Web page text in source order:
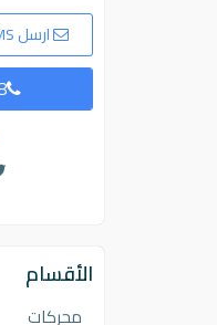
ارسل SMS
الأقسام
محركات